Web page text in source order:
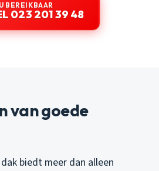
BEREIKBAAR
023 201 39 48
van goede
biedt meer dan alleen